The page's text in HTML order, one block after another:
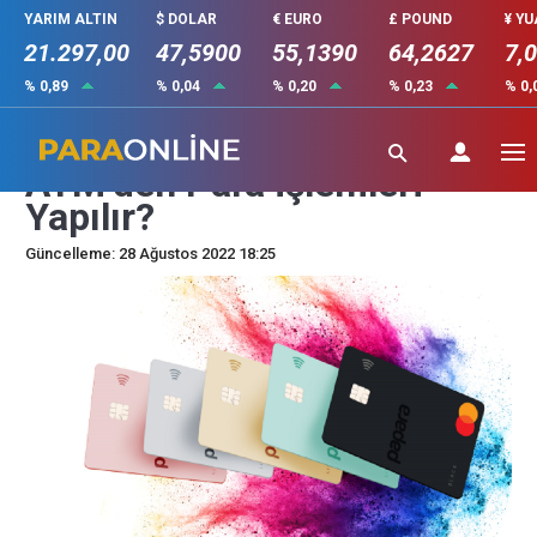
YARIM ALTIN
21.297,00
% 0,89
$ DOLAR
47,5900
% 0,04
€ EURO
55,1390
% 0,20
£ POUND
64,2627
% 0,23
¥
%
Papara Card İle Hangi
ATM’den Para İşlemleri
Yapılır?
Güncelleme: 28 Ağustos 2022 18:25